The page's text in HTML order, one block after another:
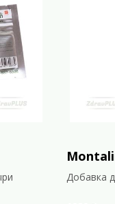
Добавка